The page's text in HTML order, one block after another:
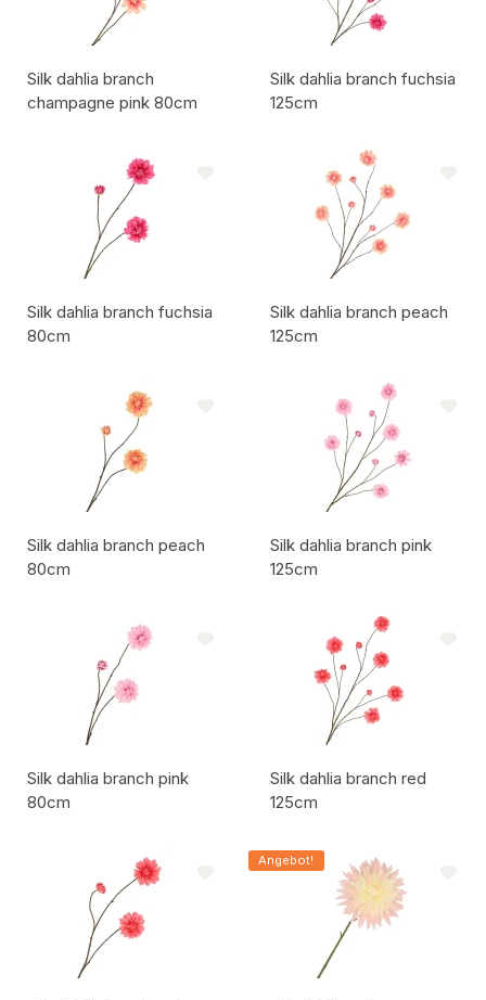
Silk dahlia branch
champagne pink 80cm
Silk dahlia branch fuchsia
125cm
Silk dahlia branch fuchsia
80cm
Silk dahlia branch peach
125cm
Silk dahlia branch peach
80cm
Silk dahlia branch pink
125cm
Silk dahlia branch pink
80cm
Silk dahlia branch red
125cm
Artikelcode:
Angebot!